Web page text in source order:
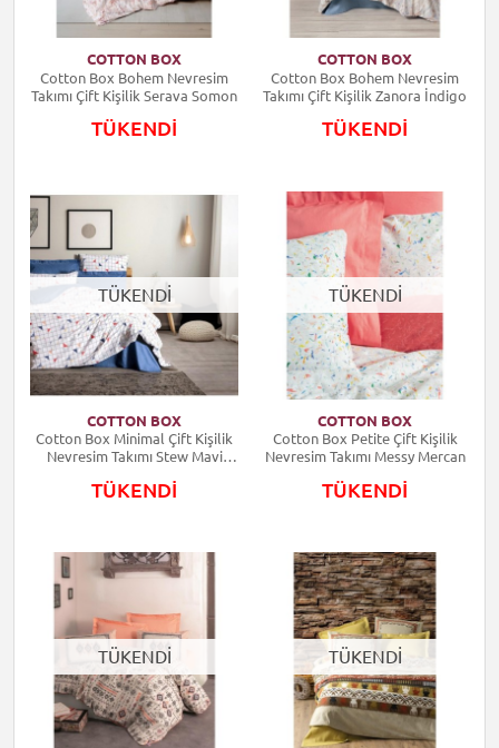
COTTON BOX
Cotton Box Bohem Nevresim
Takımı Çift Kişilik Serava Somon
TÜKENDİ
COTTON BOX
Cotton Box Bohem Nevresim
Takımı Çift Kişilik Zanora İndigo
TÜKENDİ
TÜKENDİ
COTTON BOX
Cotton Box Minimal Çift Kişilik
Nevresim Takımı Stew Mavi
TÜKENDİ
TÜKENDİ
COTTON BOX
Cotton Box Petite Çift Kişilik
Nevresim Takımı Messy Mercan
TÜKENDİ
TÜKENDİ TÜKENDİ